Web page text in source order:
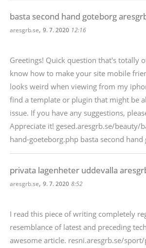
basta second hand goteborg
aresgrb.se, 9. 7. 2020 12:16
Greetings! Quick question that's totally
know how to make your site mobile
looks weird when viewing from my
find a template or plugin that might be
issue. If you have any suggestions,
Appreciate it! gesed.aresgrb.se/beauty/
hand-goeteborg.php basta second hand
privata lagenheter uddevalla
aresgrb.se, 9. 7. 2020 8:52
I read this piece of writing completely
resemblance of latest and preceding
awesome article. resni.aresgrb.se/